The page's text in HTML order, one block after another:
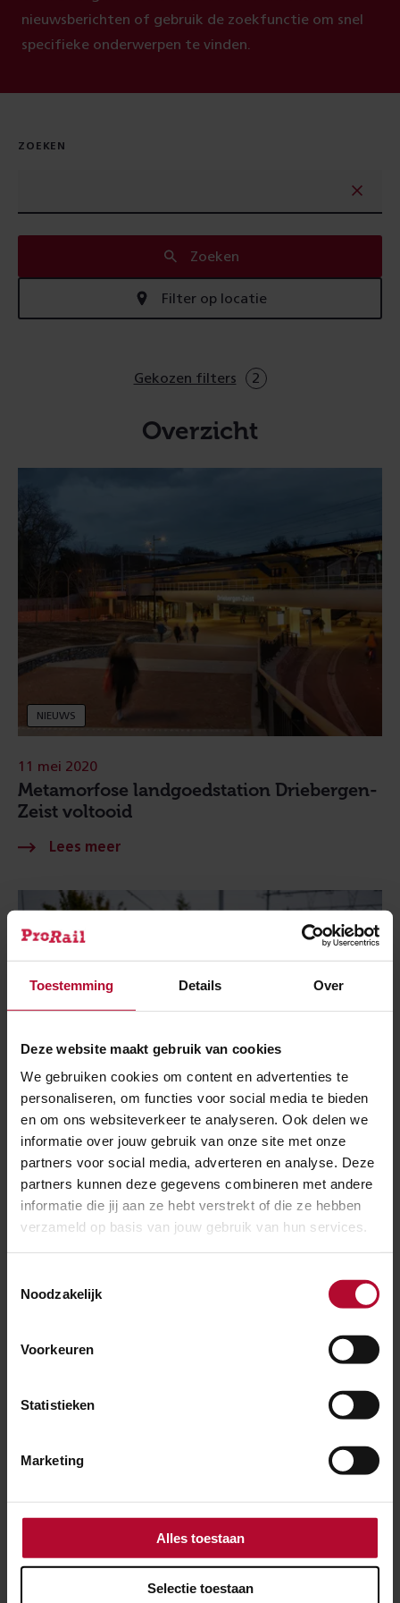
Toestemming Details Over
Deze website maakt gebruik van cookies
We gebruiken cookies om content en advertenties te
personaliseren, om functies voor social media te bieden
en om ons websiteverkeer te analyseren. Ook delen we
informatie over jouw gebruik van onze site met onze
partners voor social media, adverteren en analyse. Deze
partners kunnen deze gegevens combineren met andere
informatie die jij aan ze hebt verstrekt of die ze hebben
verzameld op basis van jouw gebruik van hun services.
Noodzakelijk
Voorkeuren
Statistieken
Marketing
Alles toestaan
Selectie toestaan
nieuwsberichten of gebruik de zoekfunctie om snel
specifieke onderwerpen te vinden.
ZOEKEN
Zoeken
Filter op locatie
Gekozen filters 2
Overzicht
NIEUWS
Metamorfose landgoedstation Driebergen-
Zeist voltooid
11 mei 2020
NIEUWS
Update sein- en wisselstoring Driebergen-
Zeist: treinen kunnen weer rijden
2 maart 2020
NIEUWS